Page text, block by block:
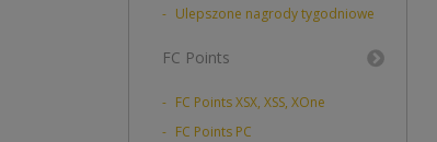
Ulepszone nagrody tygodniowe
FC Points
FC Points XSX, XSS, XOne
FC Points PC